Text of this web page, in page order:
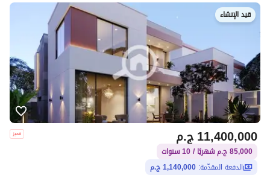
قيد الإنشاء
ج.م11,400,000
85,000 ج.م شهريًا / 10 سنوات
الدفعة المقدّمة: 1,140,000 ج.م